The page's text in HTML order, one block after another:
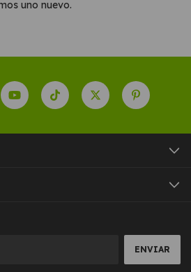
uno nuevo.